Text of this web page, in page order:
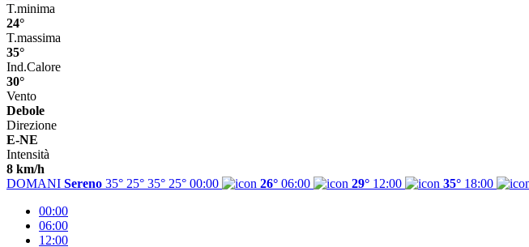
T.minima
24°
T.massima
35°
Ind.Calore
30°
Vento
Debole
Direzione
E-NE
Intensità
8 km/h
DOMANI Sereno 35° 25° 35° 25° 00:00 26° 06:00 29° 12:00 35° 18:00
00:00
06:00
12:00